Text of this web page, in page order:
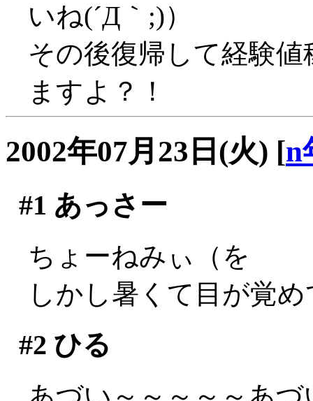
いね(´Д｀;)）
その後復帰して経験
ますよ？！
2002年07月23日(火) [n
#1 あっさー
ちょーねみぃ（を
しかし暑くて目が覚
#2 ひる